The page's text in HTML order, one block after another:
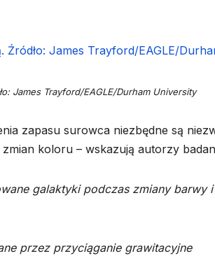
James Trayford/EAGLE/Durham University
zapasu surowca niezbędne są
koloru – wskazują autorzy
galaktyki podczas zmiany barwy i
przez przyciąganie grawitacyjne